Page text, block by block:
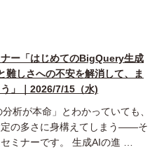
ー「はじめてのBigQuery生成
しさへの不安を解消して、ま
」｜2026/7/15（水)
分析が本命」とわかっていても、
定の多さに身構えてしまう――そ
ミナーです。 生成AIの進 …